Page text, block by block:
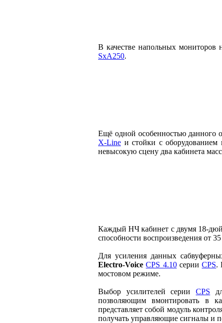
В качестве напольных мониторов
SxA250.
Ещё одной особенностью данного
X-Line и стойки с оборудованием
невысокую сцену два кабинета
Каждый НЧ кабинет с двумя 18-
способности воспроизведения от
Для усиления данных
Electro‑Voice CPS 4.10серииCPS.
мостовом режиме.
Выбор усилителей серииCPS
позволяющим вмонтировать в
представляет собой модуль
получать управляющие сигналы и